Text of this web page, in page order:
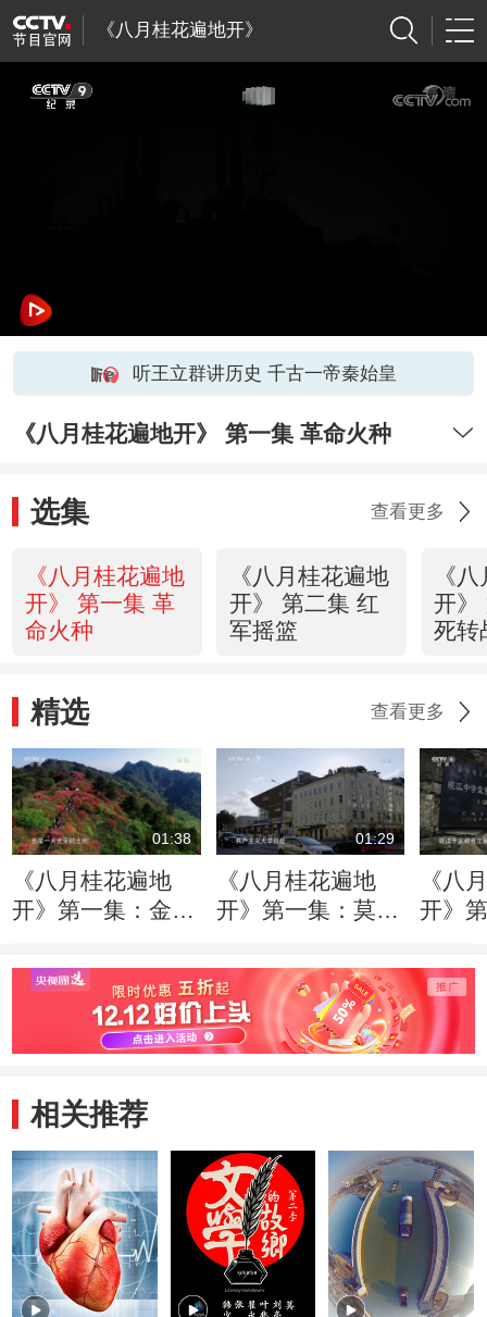
《八月桂花遍地开》
听王立群讲历史 千古一帝秦始皇
《八月桂花遍地开》 第一集 革命火种
选集 查看更多
《八月桂花遍地
开》 第一集 革
命火种
《八月桂花遍地
开》 第二集 红
军摇篮
《
开》
死转
精选 查看更多
01:38
《八月桂花遍地
开》第一集：金寨
的故乡
01:29
《八月桂花遍地
开》第一集：莫斯
主义大学旧址
《八
开》
相关推荐